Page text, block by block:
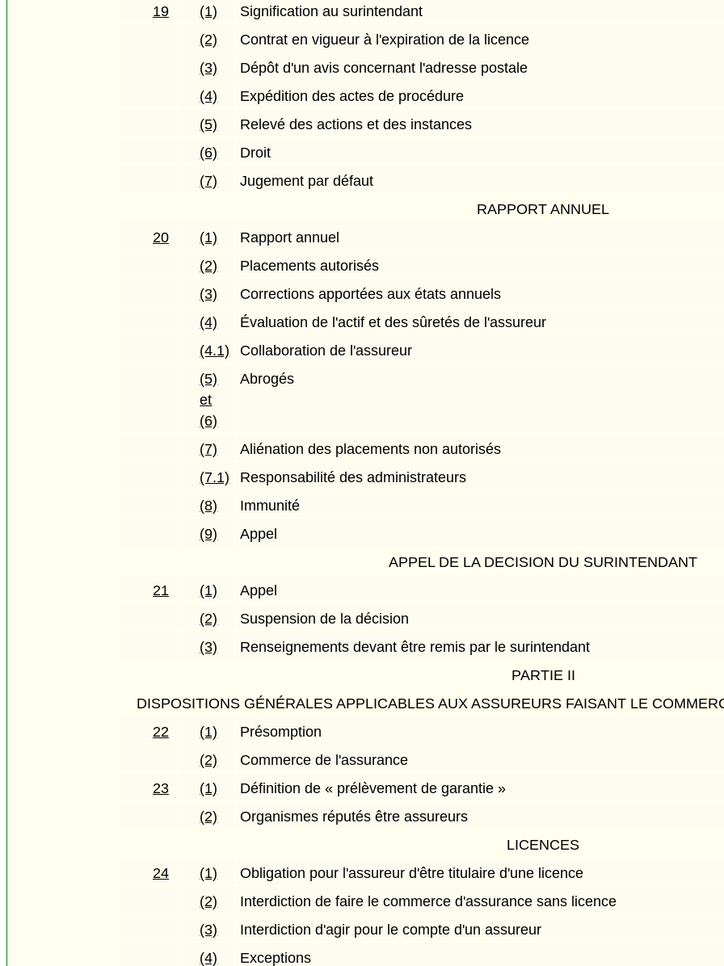
19
(1)
Signification au surintendant
(2)
Contrat en vigueur à l'expiration de la licence
(3)
Dépôt d'un avis concernant l'adresse postale
(4)
Expédition des actes de procédure
(5)
Relevé des actions et des instances
(6)
Droit
(7)
Jugement par défaut
RAPPORT ANNUEL
20
(1)
Rapport annuel
(2)
Placements autorisés
(3)
Corrections apportées aux états annuels
(4)
Évaluation de l'actif et des sûretés de l'assureur
(4.1)
Collaboration de l'assureur
(5)
et
(6)
Abrogés
(7)
Aliénation des placements non autorisés
(7.1)
Responsabilité des administrateurs
(8)
Immunité
(9)
Appel
APPEL DE LA DECISION DU SURINTENDANT
21
(1)
Appel
(2)
Suspension de la décision
(3)
Renseignements devant être remis par le surintendant
PARTIE II
DISPOSITIONS GÉNÉRALES APPLICABLES AUX ASSUREURS FAISANT LE
22
(1)
Présomption
(2)
Commerce de l'assurance
23
(1)
Définition de « prélèvement de garantie »
(2)
Organismes réputés être assureurs
LICENCES
24
(1)
Obligation pour l'assureur d'être titulaire d'une licence
(2)
Interdiction de faire le commerce d'assurance sans licence
(3)
Interdiction d'agir pour le compte d'un assureur
(4)
Exceptions